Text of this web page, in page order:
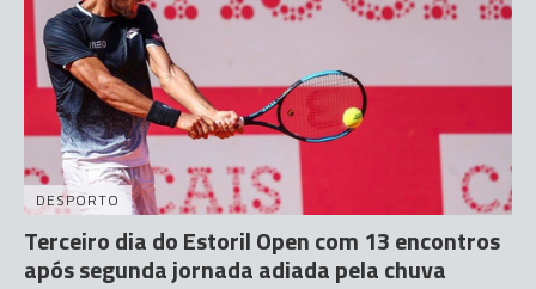
DESPORTO
Terceiro dia do Estoril Open com 13 encontros
após segunda jornada adiada pela chuva